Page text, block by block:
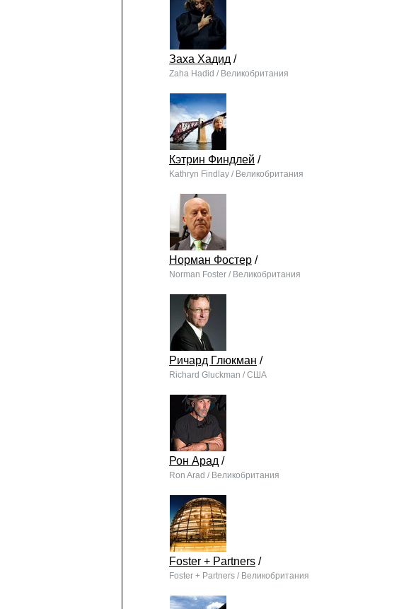
Заха Хадид /
Zaha Hadid / Великобритания
Кэтрин Финдлей /
Kathryn Findlay / Великобритания
Норман Фостер /
Norman Foster / Великобритания
Ричард Глюкман /
Richard Gluckman / США
Рон Арад /
Ron Arad / Великобритания
Foster + Partners /
Foster + Partners / Великобритания